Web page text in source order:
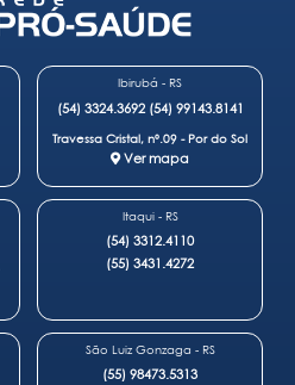
Ibirubá - RS
(54) 3324.3692 (54) 99143.8141
Travessa Cristal, nº.09 - Por do Sol
Ver mapa
Itaqui - RS
(54) 3312.4110
(55) 3431.4272
São Luiz Gonzaga - RS
(55) 98473.5313